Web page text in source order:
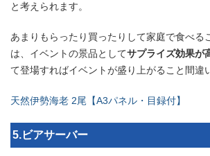
と考えられます。
あまりもらったり買ったりして家庭で食べる
は、イベントの景品としてサプライズ効果が
て登場すればイベントが盛り上がること間違
天然伊勢海老 2尾【A3パネル・目録付】
5.ビアサーバー